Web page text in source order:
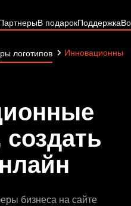
В подарокПоддержка
логотипов Инновационные
бизнеса на сайте